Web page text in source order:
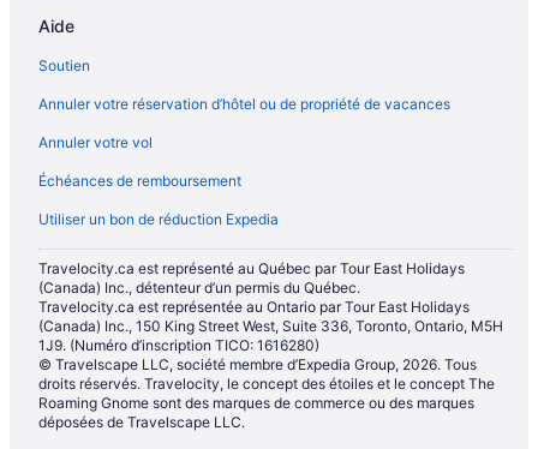
Aide
Soutien
Annuler votre réservation d’hôtel ou de propriété de vacances
Annuler votre vol
Échéances de remboursement
Utiliser un bon de réduction Expedia
Travelocity.ca est représenté au Québec par Tour East Holidays
(Canada) Inc., détenteur d’un permis du Québec.
Travelocity.ca est représentée au Ontario par Tour East Holidays
(Canada) Inc., 150 King Street West, Suite 336, Toronto, Ontario, M5H
1J9. (Numéro d’inscription TICO: 1616280)
© Travelscape LLC, société membre d’Expedia Group, 2026. Tous
droits réservés. Travelocity, le concept des étoiles et le concept The
Roaming Gnome sont des marques de commerce ou des marques
déposées de Travelscape LLC.